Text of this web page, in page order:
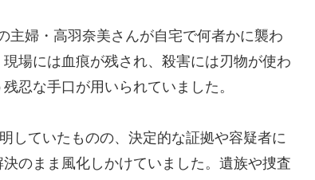
主婦・高羽奈美さんが自宅で何者かに襲わ
場には血痕が残され、殺害には刃物が使わ
忍な手口が用いられていました。
していたものの、決定的な証拠や容疑者に
のまま風化しかけていました。遺族や捜査